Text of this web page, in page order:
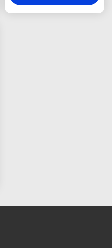
Plastic het Kooktoestel